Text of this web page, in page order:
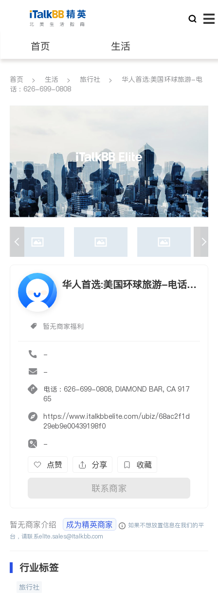
首页 生活
医生 律师
养老 非盈利组织
首页 生活 旅行社
华人首选:美国环球旅游-电
话：626-699-0808
华人首选:美国环球旅游-电话：
暂无商家福利
-
-
电话：626-699-0808, DIAMOND BAR, CA 917
65
https://www.italkbbelite.com/ubiz/68ac2f1d
29eb9e00439198f0
-
点赞 分享 收藏
联系商家
暂无商家介绍 成为精英商家
如果不想放置信息在我们的平
台，请联系elite.sales@italkbb.com
行业标签
旅行社